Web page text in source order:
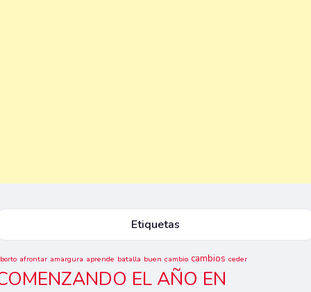
Etiquetas
afrontar amargura aprende batalla buen cambio cambios ceder
EL AÑO EN